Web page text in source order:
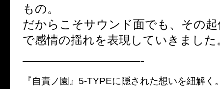
もの。
だからこそサウンド面でも、その
で感情の揺れを表現していきました
——————————-
『自責ノ園』5-TYPEに隠された想いを紐解く